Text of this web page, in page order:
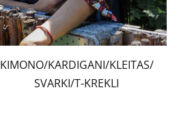
KIMONO/KARDIGANI/KLEITAS/
SVARKI/T-KREKLI